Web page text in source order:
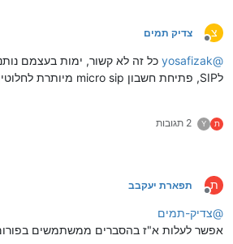
צ
מנותק
צדיק תמים
@
yosafizak כל זה לא קשור, ימות בעצמם
לSIP, פתיחת חשבון micro sip מיותרת לחלוטין
ת Y 2 תגובות
ת
מנותק
תפארת יעקבב
@צדיק-תמים
אפשר לעלות א"ז בהסברים ממשתמשים